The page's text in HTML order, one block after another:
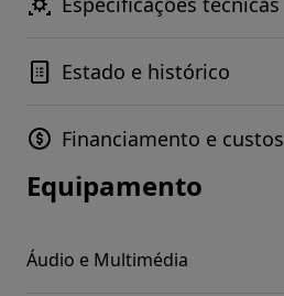
Estado e histórico
Financiamento e custos
Equipamento
Áudio e Multimédia